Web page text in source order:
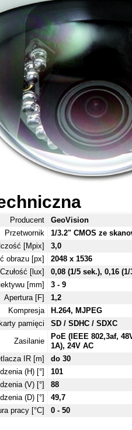
Producent
GeoVision
Przetwornik
1/3.2" CMOS ze
[Mpix]
3,0
obrazu [px]
2048 x 1536
Czułość [lux]
0,08 (1/5 sek.), 0,16
[mm]
3 - 9
Apertura [F]
1,2
Kompresja
H.264, MJPEG
pamięci
SD / SDHC / SDXC
Zasilanie
PoE (IEEE 802,3af,
1A), 24V AC
IR [m]
do 30
(H) [°]
101
(V) [°]
88
(D) [°]
49,7
pracy [°C]
0 - 50